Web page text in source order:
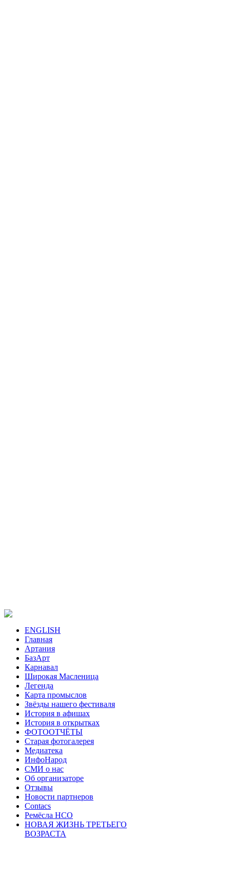
ENGLISH
Главная
Артания
БазАрт
Карнавал
Широкая Масленица
Легенда
Карта промыслов
Звёзды нашего фестиваля
История в афишах
История в открытках
ФОТООТЧЁТЫ
Старая фотогалерея
Медиатека
ИнфоНарод
СМИ о нас
Об организаторе
Отзывы
Новости партнеров
Contacs
Ремёсла НСО
НОВАЯ ЖИЗНЬ ТРЕТЬЕГО
ВОЗРАСТА